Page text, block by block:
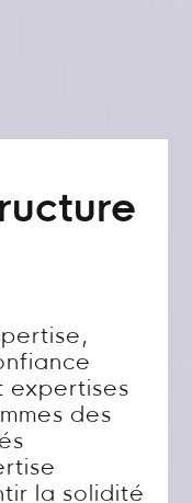
expertises
des
la solidité